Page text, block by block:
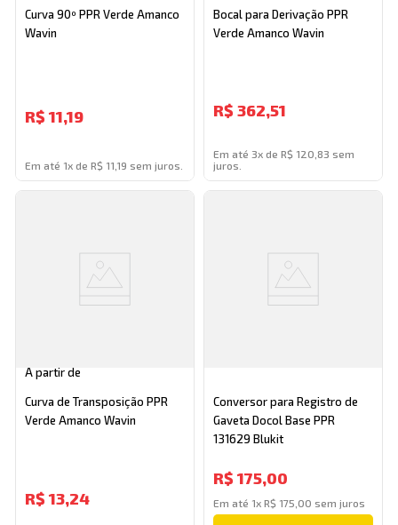
Curva 90º PPR Verde Amanco
Wavin
R$ 11,19
Em até 1x de R$ 11,19 sem juros.
Bocal para Derivação PPR
Verde Amanco Wavin
R$ 362,51
Em até 3x de R$ 120,83 sem
juros.
Curva de Transposição PPR
Verde Amanco Wavin
A partir de
R$ 13,24
Conversor para Registro de
Gaveta Docol Base PPR
131629 Blukit
R$ 175,00
Em até 1x R$ 175 00 sem juros